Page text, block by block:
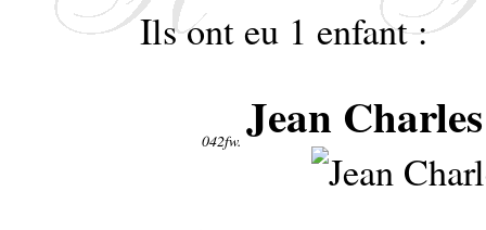
Ils ont eu 1 enfant :
042fw. Jean